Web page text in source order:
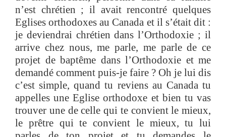
n’est chrétien ; il avait rencontré quelques
Eglises orthodoxes au Canada et il s’était dit :
je deviendrai chrétien dans l’Orthodoxie ; il
arrive chez nous, me parle, me parle de ce
projet de baptême dans l’Orthodoxie et me
demandé comment puis-je faire ? Oh je lui dis
c’est simple, quand tu reviens au Canada tu
appelles une Eglise orthodoxe et bien tu vas
trouver une de celle qui te convient le mieux,
le prêtre qui te convient le mieux, tu lui